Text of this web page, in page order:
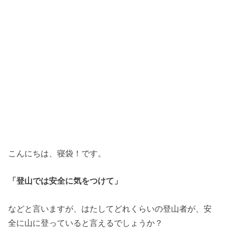
こんにちは、寝袋！です。
「登山では安全に気をつけて」
などと言いますが、はたしてどれくらいの登山者が、安
全に山に登っていると言えるでしょうか？